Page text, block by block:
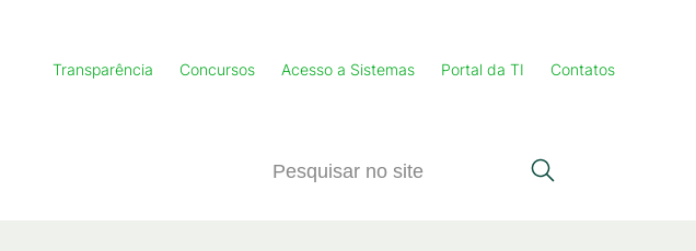
Transparência Concursos Acesso a Sistemas Portal da TI Contatos